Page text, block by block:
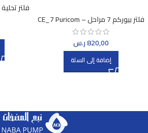
فلتر بيوركم 7 مراحل – CE_7 Puricom
820,00ر.س
إضافة إلى السلة